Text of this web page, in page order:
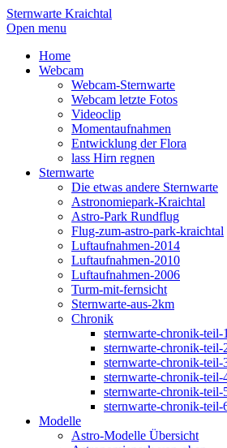
Sternwarte Kraichtal
Open menu
Home
Webcam
Webcam-Sternwarte
Webcam letzte Fotos
Videoclip
Momentaufnahmen
Entwicklung der Flora
lass Hirn regnen
Sternwarte
Die etwas andere Sternwarte
Astronomiepark-Kraichtal
Astro-Park Rundflug
Flug-zum-astro-park-kraichtal
Luftaufnahmen-2014
Luftaufnahmen-2010
Luftaufnahmen-2006
Turm-mit-fernsicht
Sternwarte-aus-2km
Chronik
sternwarte-chronik-teil-1
sternwarte-chronik-teil-
sternwarte-chronik-teil-
sternwarte-chronik-teil-
sternwarte-chronik-teil-
sternwarte-chronik-teil-
Modelle
Astro-Modelle Übersicht